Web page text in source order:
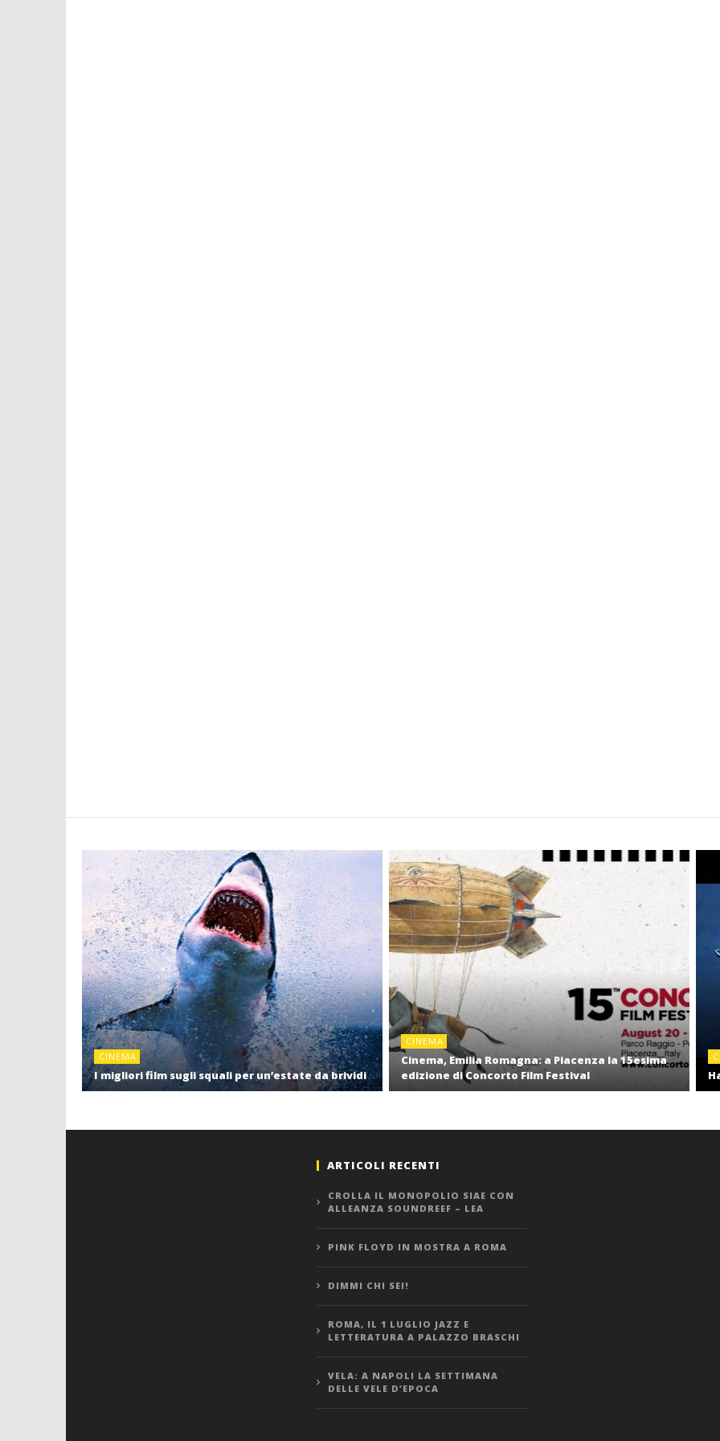
CINEMA
I migliori film sugli squali per un’estate da brividi
CINEMA
Cinema, Emilia Romagna: a Piacenza la 15esima
edizione di Concorto Film Festival
ARTICOLI RECENTI
CROLLA IL MONOPOLIO SIAE CON
ALLEANZA SOUNDREEF – LEA
PINK FLOYD IN MOSTRA A ROMA
DIMMI CHI SEI!
ROMA, IL 1 LUGLIO JAZZ E
LETTERATURA A PALAZZO BRASCHI
VELA: A NAPOLI LA SETTIMANA
DELLE VELE D’EPOCA